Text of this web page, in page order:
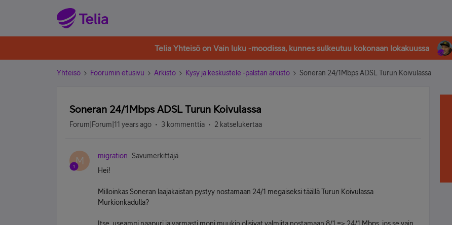
Telia Yhteisö on Vain luku -moodissa, kunnes sulkeutuu kokonaan lokakuussa
Yhteisö Foorumin etusivu Arkisto Kysy ja keskustele -palstan arkisto Soneran 24/1Mbps ADSL Turun Koivulassa
Soneran 24/1Mbps ADSL Turun Koivulassa
Forum|Forum|11 years ago 3 kommenttia 2 katselukertaa
M migration
Savumerkittäjä
Hei!
Milloinkas Soneran laajakaistan pystyy nostamaan 24/1 megaiseksi täällä Turun Koivulassa
Murkionkadulla?